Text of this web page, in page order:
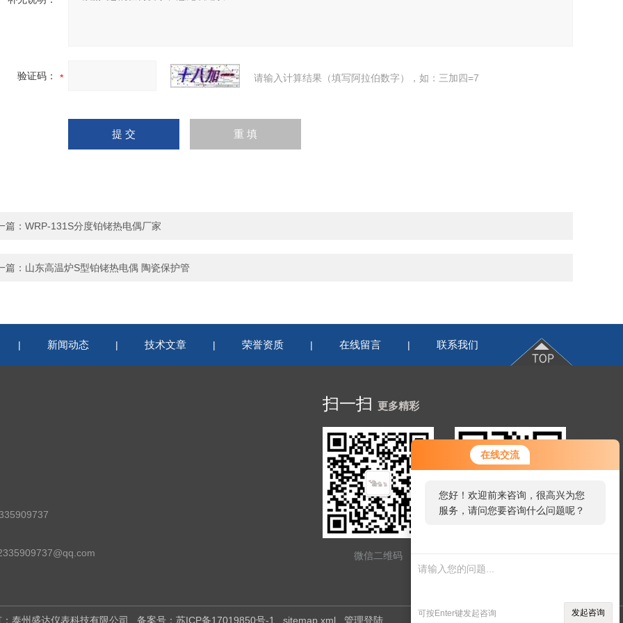
在线交流
您好！欢迎前来咨询，很高兴为您
服务，请问您要咨询什么问题呢？
可按Enter键发起咨询 发起咨询
验证码： 请输入计算结果（填写阿拉伯数字），如：三加四=7
篇： WRP-131S分度铂铑热电偶厂家
篇： 山东高温炉S型铂铑热电偶 陶瓷保护管
| 新闻动态 | 技术文章 | 荣誉资质 | 在线留言 | 联系我们
扫一扫 更多精彩
微信二维码
泰州盛达仪表科技有限公司 备案号：苏ICP备17019850号-1 sitemap.xml 管理登陆